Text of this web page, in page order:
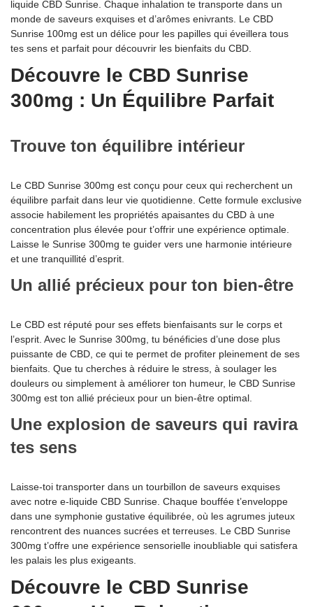
liquide CBD Sunrise. Chaque inhalation te transporte dans un
monde de saveurs exquises et d’arômes enivrants. Le CBD
Sunrise 100mg est un délice pour les papilles qui éveillera tous
tes sens et parfait pour découvrir les bienfaits du CBD.
Découvre le CBD Sunrise
300mg : Un Équilibre Parfait
Trouve ton équilibre intérieur
Le CBD Sunrise 300mg est conçu pour ceux qui recherchent un
équilibre parfait dans leur vie quotidienne. Cette formule exclusive
associe habilement les propriétés apaisantes du CBD à une
concentration plus élevée pour t’offrir une expérience optimale.
Laisse le Sunrise 300mg te guider vers une harmonie intérieure
et une tranquillité d’esprit.
Un allié précieux pour ton bien-être
Le CBD est réputé pour ses effets bienfaisants sur le corps et
l’esprit. Avec le Sunrise 300mg, tu bénéficies d’une dose plus
puissante de CBD, ce qui te permet de profiter pleinement de ses
bienfaits. Que tu cherches à réduire le stress, à soulager les
douleurs ou simplement à améliorer ton humeur, le CBD Sunrise
300mg est ton allié précieux pour un bien-être optimal.
Une explosion de saveurs qui ravira
tes sens
Laisse-toi transporter dans un tourbillon de saveurs exquises
avec notre e-liquide CBD Sunrise. Chaque bouffée t’enveloppe
dans une symphonie gustative équilibrée, où les agrumes juteux
rencontrent des nuances sucrées et terreuses. Le CBD Sunrise
300mg t’offre une expérience sensorielle inoubliable qui satisfera
les palais les plus exigeants.
Découvre le CBD Sunrise